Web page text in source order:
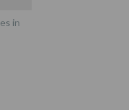
in